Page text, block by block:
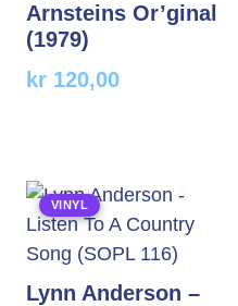
Arnsteins Or’ginal
(1979)
kr 120,00
VINYL
Lynn Anderson –